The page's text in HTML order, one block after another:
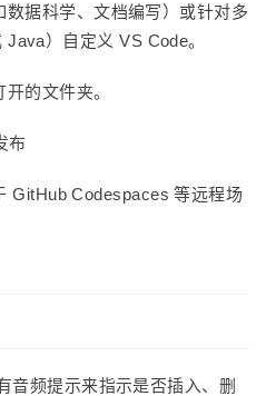
据科学、文档编写）或针对多
Java）自定义 VS Code。
的文件夹。
GitHub Codespaces 等远程场
音频提示来指示是否插入、删